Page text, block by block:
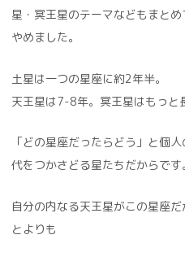
星・冥王星のテーマなどもまとめ
やめました。
土星は一つの星座に約2年半。
天王星は7-8年。冥王星はもっと
「どの星座だったらどう」と個
代をつかさどる星たちだからです。
自分の内なる天王星がこの星座
とよりも